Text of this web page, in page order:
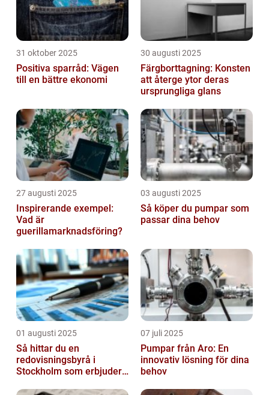
31 oktober 2025
Positiva sparråd: Vägen
till en bättre ekonomi
30 augusti 2025
Färgborttagning: Konsten
att återge ytor deras
ursprungliga glans
27 augusti 2025
Inspirerande exempel:
Vad är
guerillamarknadsföring?
03 augusti 2025
Så köper du pumpar som
passar dina behov
01 augusti 2025
Så hittar du en
redovisningsbyrå i
Stockholm som erbjuder
07 juli 2025
Pumpar från Aro: En
innovativ lösning för dina
behov